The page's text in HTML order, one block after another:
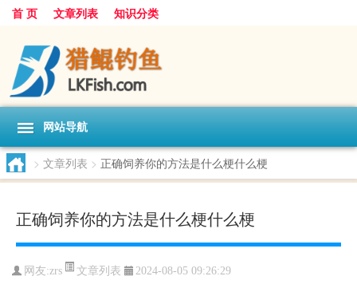
首 页 文章列表 知识分类
网站导航
> 文章列表 > 正确饲养你的方法是什么梗什么梗
正确饲养你的方法是什么梗什么梗
网友:zrs 文章列表 2024-08-05 09:26:29